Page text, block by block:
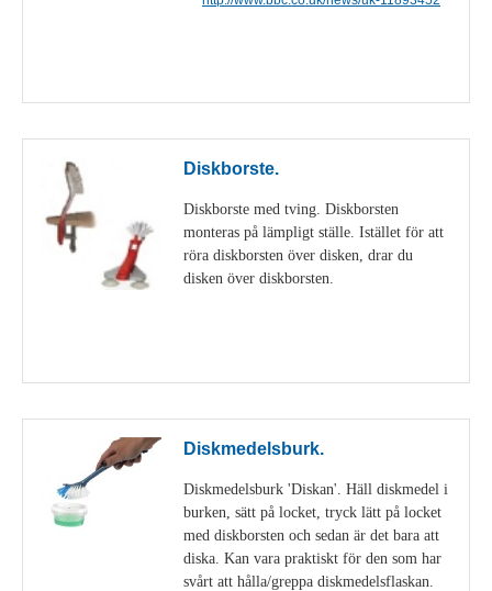
Diskborste.
Diskborste med tving. Diskborsten
monteras på lämpligt ställe. Istället för att
röra diskborsten över disken, drar du
disken över diskborsten.
Diskmedelsburk.
Diskmedelsburk 'Diskan'. Häll diskmedel i
burken, sätt på locket, tryck lätt på locket
med diskborsten och sedan är det bara att
diska. Kan vara praktiskt för den som har
svårt att hålla/greppa diskmedelsflaskan.